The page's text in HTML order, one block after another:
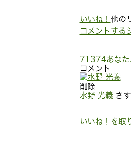
いいね！ 他の
コメントする
71 374あな
コメント
削除
水野 光義 さ
いいね！を取